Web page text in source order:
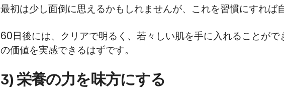
最初は少し面倒に思えるかもしれませんが、これを習慣にすれば
60日後には、クリアで明るく、若々しい肌を手に入れることが
の価値を実感できるはずです。
3) 栄養の力を味方にする